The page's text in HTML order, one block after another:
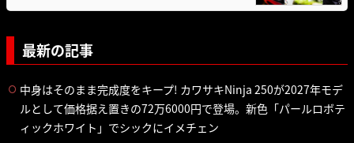
最新の記事
中身はそのまま完成度をキープ! カワサキNinja 250が2027年モデ
ルとして価格据え置きの72万6000円で登場。新色「パールロボテ
ィックホワイト」でシックにイメチェン